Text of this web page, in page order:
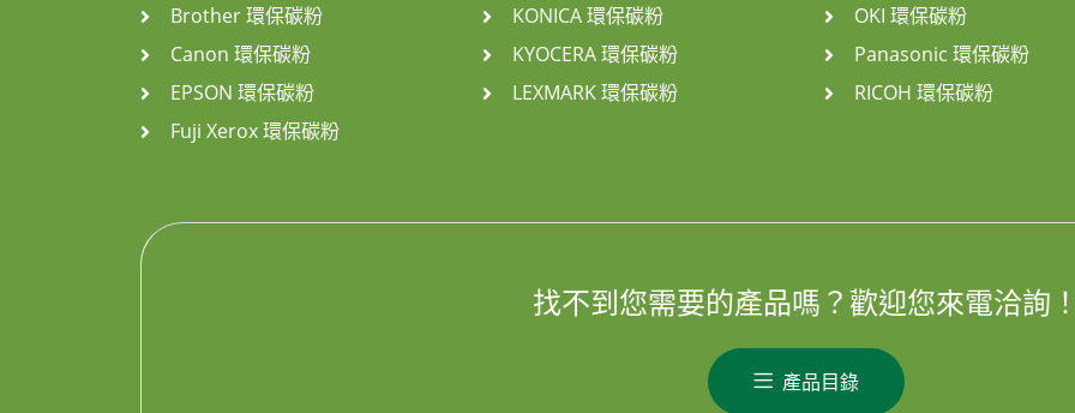
Brother 環保碳粉
Canon 環保碳粉
EPSON 環保碳粉
Fuji Xerox 環保碳粉
KONICA 環保碳粉
KYOCERA 環保碳粉
LEXMARK 環保碳粉
OKI 環保碳粉
Panasonic 環保碳粉
RICOH 環保碳粉
找不到您需要的產品嗎？歡迎您來電洽詢
產品目錄